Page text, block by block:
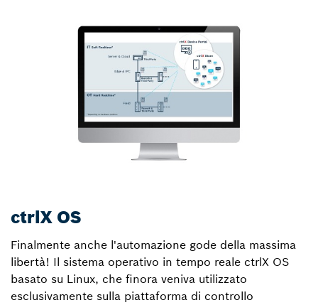
ctrlX OS
Finalmente anche l'automazione gode della massima
libertà! Il sistema operativo in tempo reale ctrlX OS
basato su Linux, che finora veniva utilizzato
esclusivamente sulla piattaforma di controllo